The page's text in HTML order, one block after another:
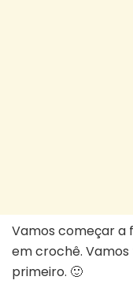
Vamos começar a
em crochê.
primeiro. 🙂